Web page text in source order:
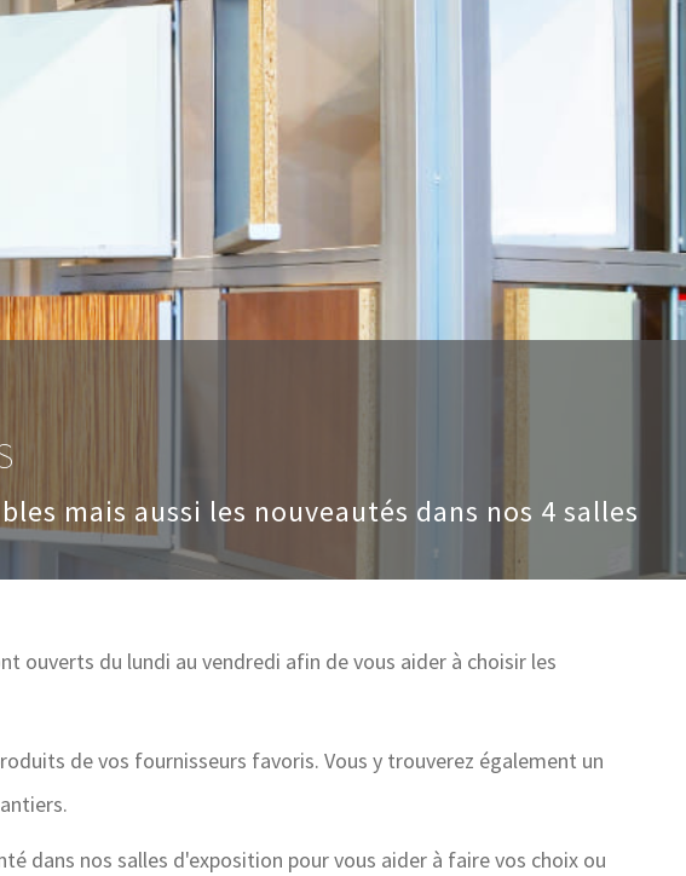
mais aussi les nouveautés dans nos 4 salles
ouverts du lundi au vendredi afin de vous aider à choisir les
de vos fournisseurs favoris. Vous y trouverez également un
dans nos salles d'exposition pour vous aider à faire vos choix ou